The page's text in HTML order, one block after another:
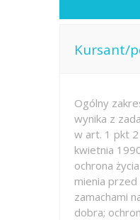
Kursant/
Ogólny
wynika z
w art. 1 pkt
kwietnia
ochrona
mienia
zamachami
dobra;